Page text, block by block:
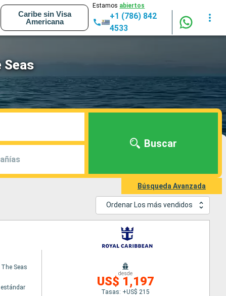
Caribe sin Visa
Americana
Estamos abiertos
+1 (786) 842
4533
Seas
Buscar
Búsqueda Avanzada
Ordenar Los más vendidos
The Seas
desde
US$ 1,197
Tasas: +US$ 215